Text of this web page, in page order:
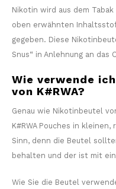
Nikotin wird aus dem
oben erwähnten
gegeben. Diese
Snus“ in Anlehnung an das
Wie verwende
von K#RWA?
Genau wie Nikotinbeutel
K#RWA Pouches in
Sinn, denn die Beutel
behalten und der ist mit
Wie Sie die Beutel